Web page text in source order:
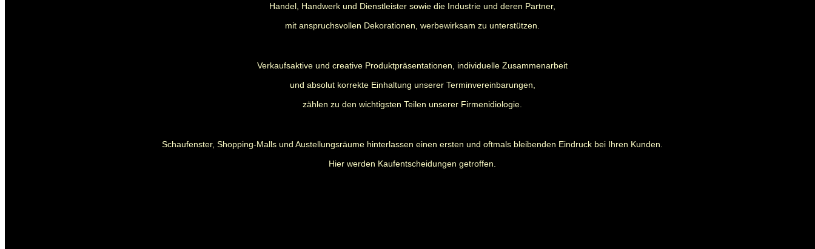
Handel, Handwerk und Dienstleister sowie die Industrie und deren Partner,
mit anspruchsvollen Dekorationen, werbewirksam zu unterstützen.
Verkaufsaktive und creative Produktpräsentationen, individuelle Zusammenarbeit
und absolut korrekte Einhaltung unserer Terminvereinbarungen,
zählen zu den wichtigsten Teilen unserer Firmenidiologie.
Schaufenster, Shopping-Malls und Austellungsräume hinterlassen einen ersten und oftmals bleibenden Eindruck bei Ihren Kunden.
Hier werden Kaufentscheidungen getroffen.